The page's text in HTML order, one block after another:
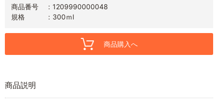
商品番号
1209990000048
規格
300ｍl
商品購入へ
商品説明